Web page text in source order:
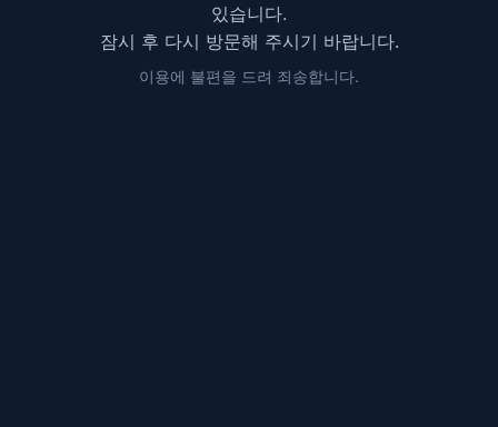
있습니다.
잠시 후 다시 방문해 주시기 바랍니다.
이용에 불편을 드려 죄송합니다.